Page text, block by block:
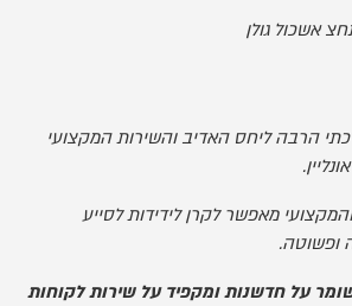
אשכול גולן
הרבה ליחס האדיב והשירות המקצועי
מאפשר לקרן לידידות לסייע
ופשוטה.
על חדשנות ומקפיד על שירות לקוחות